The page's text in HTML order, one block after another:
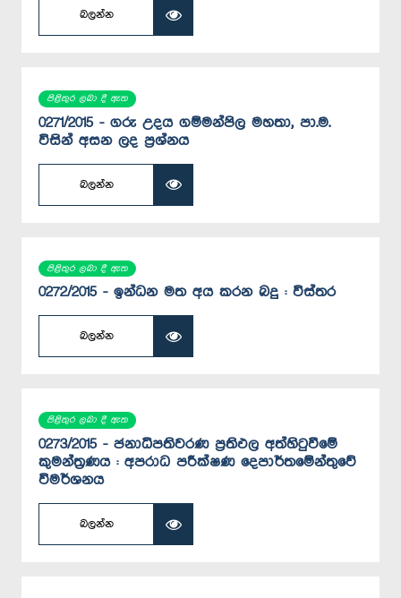
බලන්න
පිළිතුර ලබා දී ඇත
0271/2015 - ගරු උදය ගම්මන්පිල මහතා, පා.ම.
විසින් අසන ලද ප්‍රශ්නය
බලන්න
පිළිතුර ලබා දී ඇත
0272/2015 - ඉන්ධන මත අය කරන බදු : විස්තර
බලන්න
පිළිතුර ලබා දී ඇත
0273/2015 - ජනාධිපතිවරණ ප්‍රතිඵල අත්හිටුවීමේ
කුමන්ත්‍රණය : අපරාධ පරීක්ෂණ දෙපාර්තමේන්තුවේ
විමර්ශනය
බලන්න